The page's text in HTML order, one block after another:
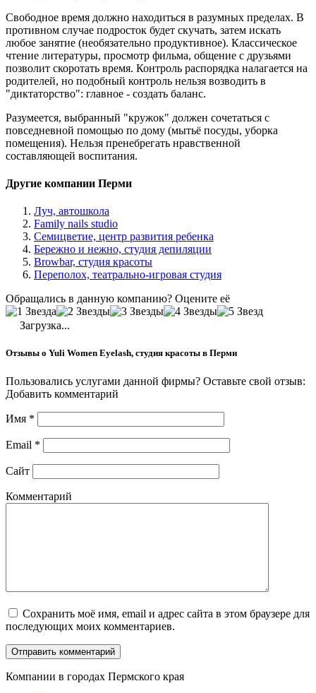
Свободное время должно находиться в разумных пределах. В
противном случае подросток будет скучать, затем искать
любое занятие (необязательно продуктивное). Классическое
чтение литературы, просмотр фильма, общение с друзьями
позволит скоротать время. Контроль распорядка налагается на
родителей, но подобный контроль нельзя возводить в
"диктаторство": главное - создать баланс.
Разумеется, выбранный "кружок" должен сочетаться с
повседневной помощью по дому (мытьё посуды, уборка
помещения). Нельзя пренебрегать нравственной
составляющей воспитания.
Другие компании Перми
Луч, автошкола
Family nails studio
Семицветие, центр развития ребенка
Бережно и нежно, студия депиляции
Browbar, студия красоты
Переполох, театрально-игровая студия
Обращались в данную компанию? Оцените её
Загрузка...
Отзывы о Yuli Women Eyelash, студия красоты в Перми
Пользовались услугами данной фирмы? Оставьте свой отзыв:
Добавить комментарий
Имя *
Email *
Сайт
Комментарий
Сохранить моё имя, email и адрес сайта в этом браузере для
последующих моих комментариев.
Компании в городах Пермского края